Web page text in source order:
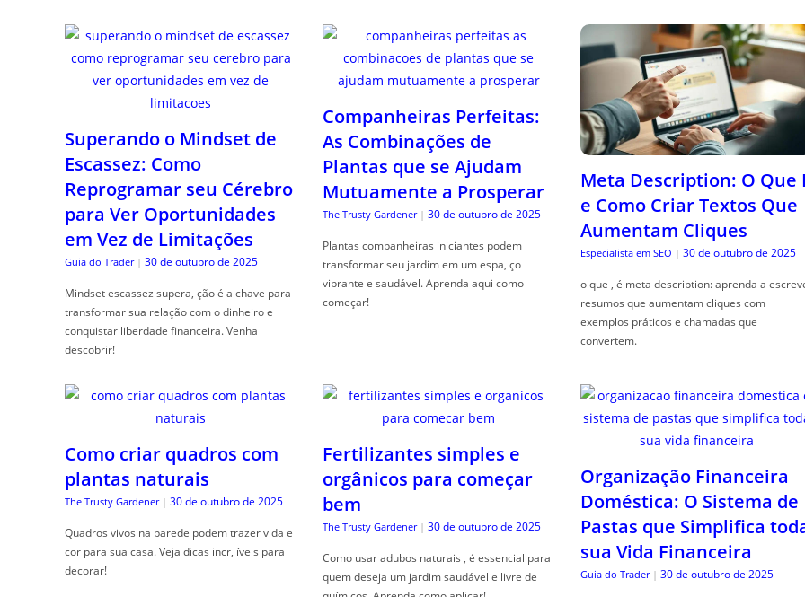
Superando o Mindset de
Escassez: Como
Reprogramar seu Cérebro
para Ver Oportunidades
em Vez de Limitações
Guia do Trader | 30 de outubro de 2025
Mindset escassez supera, ção é a chave para
transformar sua relação com o dinheiro e
conquistar liberdade financeira. Venha
descobrir!
Companheiras Perfeitas:
As Combinações de
Plantas que se Ajudam
Mutuamente a Prosperar
The Trusty Gardener | 30 de outubro de 2025
Plantas companheiras iniciantes podem
transformar seu jardim em um espa, ço
vibrante e saudável. Aprenda aqui como
começar!
Meta Description: O Que
e Como Criar Textos Que
Aumentam Cliques
Especialista em SEO | 30 de outubro de 2025
o que , é meta description: aprenda a
resumos que aumentam cliques com
exemplos práticos e chamadas que
convertem.
Como criar quadros com
plantas naturais
The Trusty Gardener | 30 de outubro de 2025
Quadros vivos na parede podem trazer vida e
cor para sua casa. Veja dicas incr, íveis para
decorar!
Fertilizantes simples e
orgânicos para começar
bem
The Trusty Gardener | 30 de outubro de 2025
Como usar adubos naturais , é essencial para
quem deseja um jardim saudável e livre de
Organização Financeira
Doméstica: O Sistema de
Pastas que Simplifica
sua Vida Financeira
Guia do Trader | 30 de outubro de 2025